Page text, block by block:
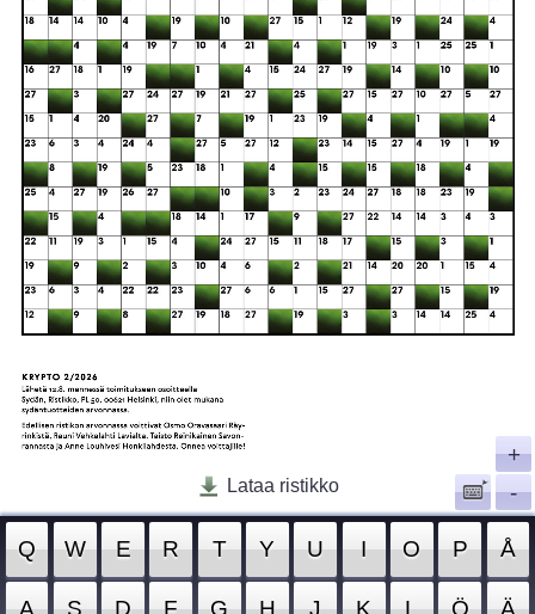
Lataa ristikko
Q W E R T Y U I O P Å
A S D F G H J K L Ö Ä
+
-